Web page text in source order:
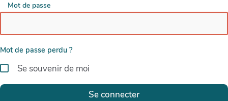
Mot de passe
Mot de passe perdu ?
Se souvenir de moi
Se connecter